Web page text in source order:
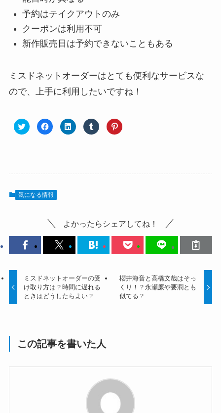
予約はテイクアウトのみ
クーポンは利用不可
新作販売日は予約できないこともある
ミスドネットオーダーはとても便利なサービスな
ので、上手に利用したいですね！
気になる情報
よかったらシェアしてね！
ミスドネットオーダーの受
け取り方は？時間に遅れる
ときはどうしたらよい？
櫻井海音と高橋文哉はそっ
くり！？永瀬廉や要潤とも
似てる？
この記事を書いた人